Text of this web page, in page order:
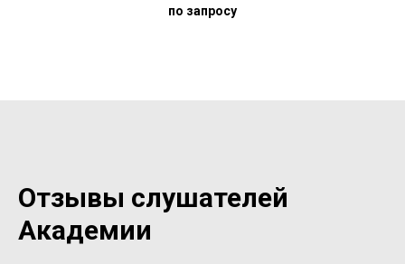
по запросу
Отзывы слушателей
Академии